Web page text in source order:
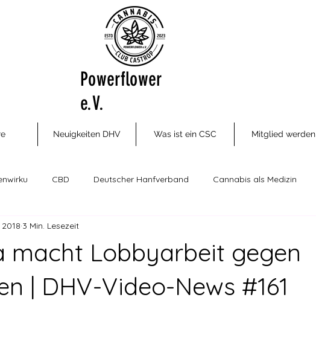
Powerflower
e.V.
Neuigkeiten DHV Was ist ein CSC Mitglied werden
CBD Deutscher Hanfverband Cannabis als Medizin
Cannabis Social Clubs
Drogenpolitik - DHV
macht Lobbyarbeit gegen
| DHV-Video-News #161
3 Min. Lesezeit